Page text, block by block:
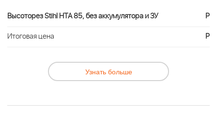
Высоторез Stihl HTA 85, без аккумулятора и ЗУ
Р
Итоговая цена
Р
Узнать больше